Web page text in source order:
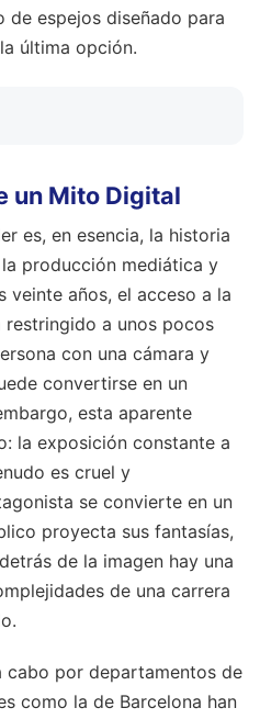
de espejos diseñado para
última opción.
un Mito Digital
es, en esencia, la historia
producción mediática y
veinte años, el acceso a la
a unos pocos
con una cámara y
convertirse en un
esta aparente
la exposición constante a
es cruel y
se convierte en un
proyecta sus fantasías,
de la imagen hay una
de una carrera
cabo por departamentos de
como la de Barcelona han